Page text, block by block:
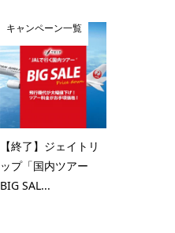
キャンペーン一覧
【終了】ジェイトリ
ップ「国内ツアー
BIG SAL...